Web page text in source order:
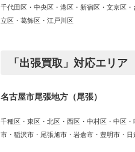
千代田区・中央区・港区・新宿区・文京区
立区・葛飾区・江戸川区
「出張買取」対応エリア
名古屋市尾張地方（尾張）
千種区・東区・北区・西区・中村区・中区
市・稲沢市・尾張旭市・岩倉市・豊明市・